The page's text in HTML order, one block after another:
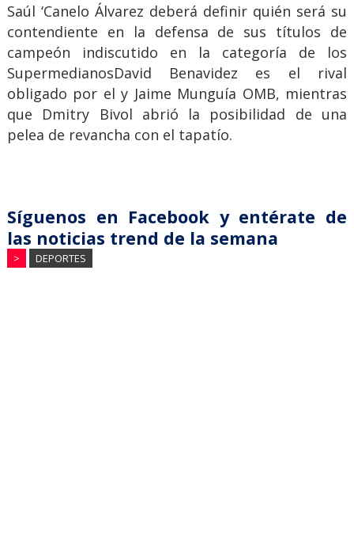
Saúl ‘Canelo Álvarez deberá definir quién será su
contendiente en la defensa de sus títulos de
campeón indiscutido en la categoría de los
SupermedianosDavid Benavidez es el rival
obligado por el y Jaime Munguía OMB, mientras
que Dmitry Bivol abrió la posibilidad de una
pelea de revancha con el tapatío.
Síguenos en Facebook y entérate de
las noticias trend de la semana
> DEPORTES